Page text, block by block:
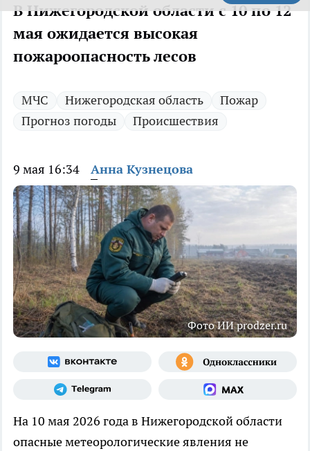
В Нижегородской области с 10 по 12
мая ожидается высокая
пожароопасность лесов
МЧС Нижегородская область
Пожар
Прогноз погоды
Происшествия
9 мая 16:34 Анна Кузнецова
Фото ИИ prodzer.ru
На 10 мая 2026 года в Нижегородской области
опасные метеорологические явления не